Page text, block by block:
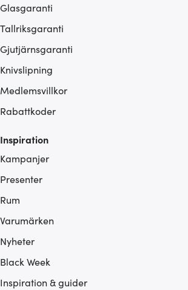
Glasgaranti
Tallriksgaranti
Gjutjärnsgaranti
Knivslipning
Medlemsvillkor
Rabattkoder
Inspiration
Kampanjer
Presenter
Rum
Varumärken
Nyheter
Black Week
Inspiration & guider